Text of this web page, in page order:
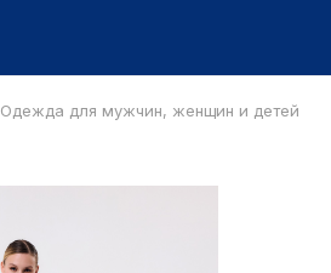
Одежда для мужчин, женщин и детей